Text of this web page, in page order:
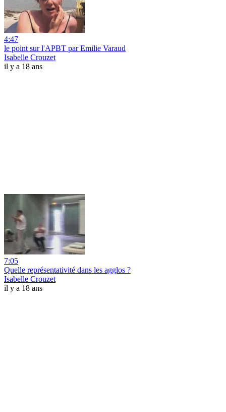
4:47
le point sur l'APBT par Emilie Varaud
Isabelle Crouzet
il y a 18 ans
7:05
Quelle représentativité dans les agglos ?
Isabelle Crouzet
il y a 18 ans